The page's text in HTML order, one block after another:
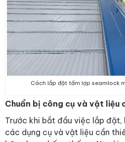
Cách lắp đặt tấm lợp seamlock
Chuẩn bị công cụ và vật liệu
Trước khi bắt đầu việc lắp đặt,
các dụng cụ và vật liệu cần